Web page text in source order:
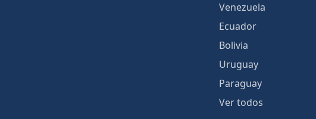
Venezuela
Ecuador
Bolivia
Uruguay
Paraguay
Ver todos